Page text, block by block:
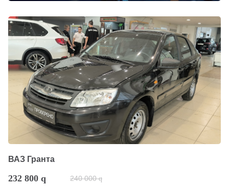
ВАЗ Гранта
232 800 q 240 000 q